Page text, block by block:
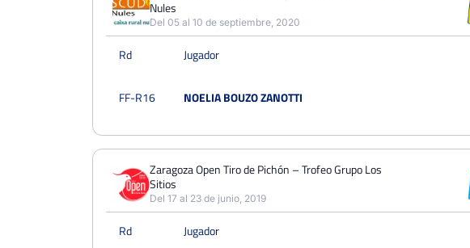
Nules
Del 05 al 10 de septiembre, 2020
Rd Jugador
FF-R16 NOELIA BOUZO ZANOTTI
Zaragoza Open Tiro de Pichón – Trofeo Grupo Los
Sitios
Del 17 al 23 de junio, 2019
Rd Jugador